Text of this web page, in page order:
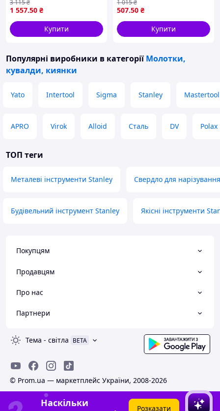
використання
1 557.50 ₴
3 115₴
Купити
використання завдовжки
336 мм
507.50 ₴
1 015₴
Купити
Популярні виробники в категорії Молотки,
кувалди, киянки
Yato Intertool Sigma Stanley Mastertool
APRO Virok Alloid Сталь DV Polax
ТОП теги
Металеві інструменти Stanley Свердло для нарізування
Будівельний інструмент Stanley Якісні інструменти
Покупцям
Продавцям
Про нас
Партнери
Тема - світла BETA
© Prom.ua — маркетплейс України, 2008-2026
Наскільки
Розказати